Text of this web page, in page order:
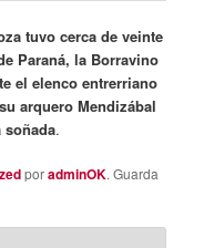
tuvo cerca de veinte
Paraná, la Borravino
el elenco entrerriano
arquero Mendizábal
soñada.
poradminOK. Guarda